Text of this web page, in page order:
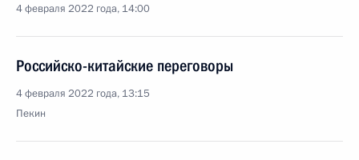
4 февраля 2022 года, 14:00
Российско-китайские переговоры
4 февраля 2022 года, 13:15
Пекин